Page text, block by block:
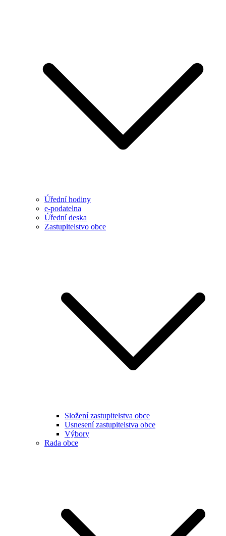
Úřední hodiny
e-podatelna
Úřední deska
Zastupitelstvo obce
Složení zastupitelstva obce
Usnesení zastupitelstva obce
Výbory
Rada obce